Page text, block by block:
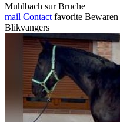
Muhlbach sur Bruche
mail Contact favorite Bewaren
Blikvangers